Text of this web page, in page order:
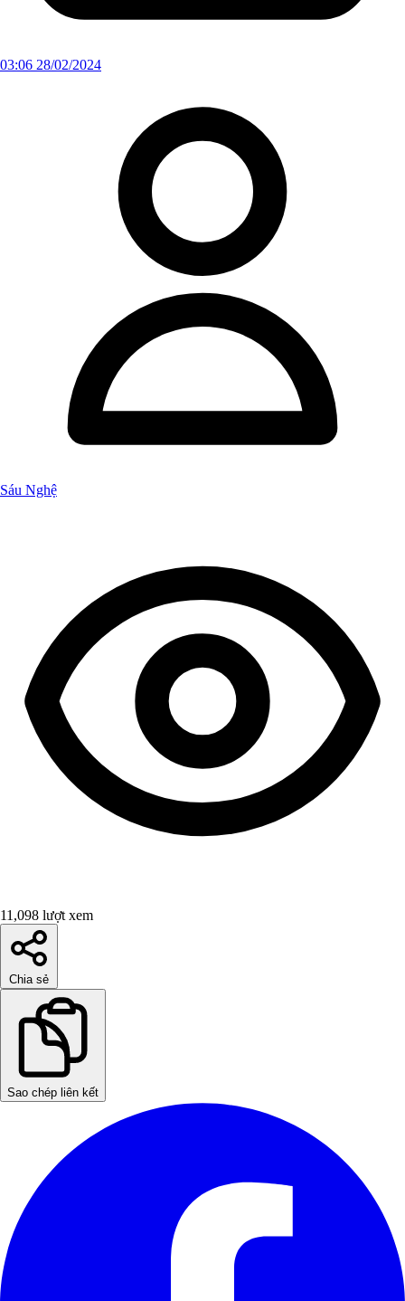
03:06 28/02/2024
Sáu Nghệ
11,098 lượt xem
Chia sẻ
Sao chép liên kết